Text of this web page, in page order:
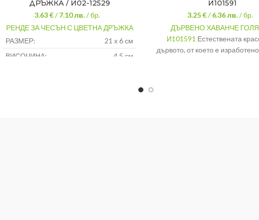
ДРЪЖКА / И02-12529
3.63 €/7.10лв. / бр.
РЕНДЕ ЗА ЧЕСЪН С ЦВЕТНА ДРЪЖКА
РАЗМЕР:
21 х 6 см
ВИСОЧИНА:
4,5 см
И101591
3.25 €/6.36лв. / бр.
ДЪРВЕНО ХАВАНЧЕ
И101591 Естествената
дървото, от което е